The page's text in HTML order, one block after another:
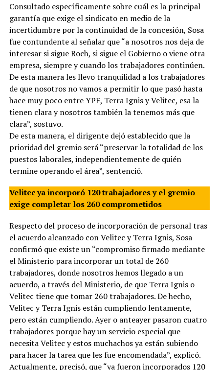
Consultado específicamente sobre cuál es la principal
garantía que exige el sindicato en medio de la
incertidumbre por la continuidad de la concesión, Sosa
fue contundente al señalar que “a nosotros nos deja de
interesar si sigue Roch, si sigue el Gobierno o viene otra
empresa, siempre y cuando los trabajadores continúen.
De esta manera les llevo tranquilidad a los trabajadores
de que nosotros no vamos a permitir lo que pasó hasta
hace muy poco entre YPF, Terra Ignis y Velitec, esa la
tienen clara y nosotros también la tenemos más que
clara”, sostuvo.
De esta manera, el dirigente dejó establecido que la
prioridad del gremio será “preservar la totalidad de los
puestos laborales, independientemente de quién
termine operando el área”, sentenció.
Velitec ya incorporó 120 trabajadores y el gremio
exige completar los 260 comprometidos
Respecto del proceso de incorporación de personal tras
el acuerdo alcanzado con Velitec y Terra Ignis, Sosa
confirmó que existe un “compromiso firmado mediante
el Ministerio para incorporar un total de 260
trabajadores, donde nosotros hemos llegado a un
acuerdo, a través del Ministerio, de que Terra Ignis o
Velitec tiene que tomar 260 trabajadores. De hecho,
Velitec y Terra Ignis están cumpliendo lentamente,
pero están cumpliendo. Ayer o anteayer pasaron cuatro
trabajadores porque hay un servicio especial que
necesita Velitec y estos muchachos ya están subiendo
para hacer la tarea que les fue encomendada”, explicó.
Actualmente, precisó, que “ya fueron incorporados 120